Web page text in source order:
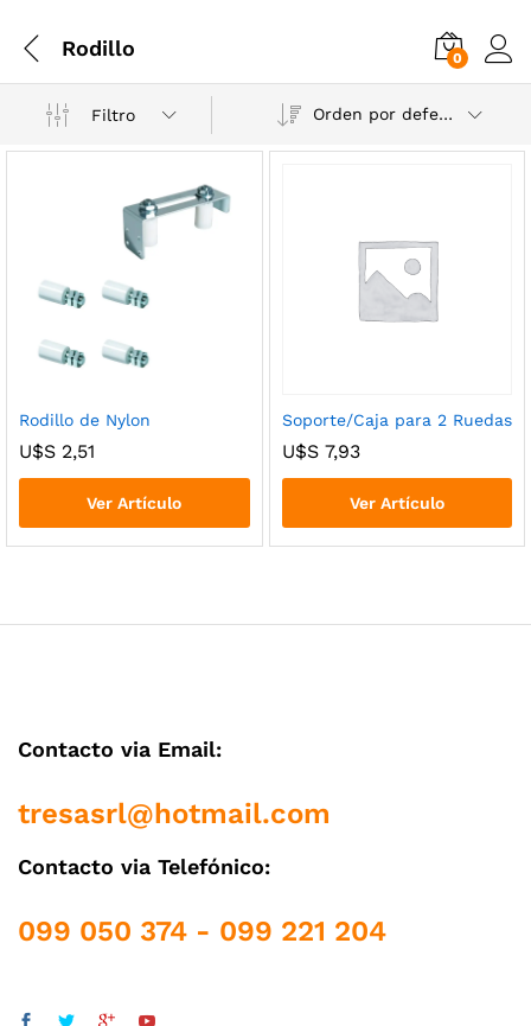
Rodillo 0
Filtro Orden por defecto
Rodillo de Nylon
U$S 2,51
Ver Artículo
Soporte/Caja para 2 Ruedas
U$S7,93
Ver Artículo
Contacto via Email:
tresasrl@hotmail.com
Contacto via Telefónico:
099 050 374 - 099 221 204